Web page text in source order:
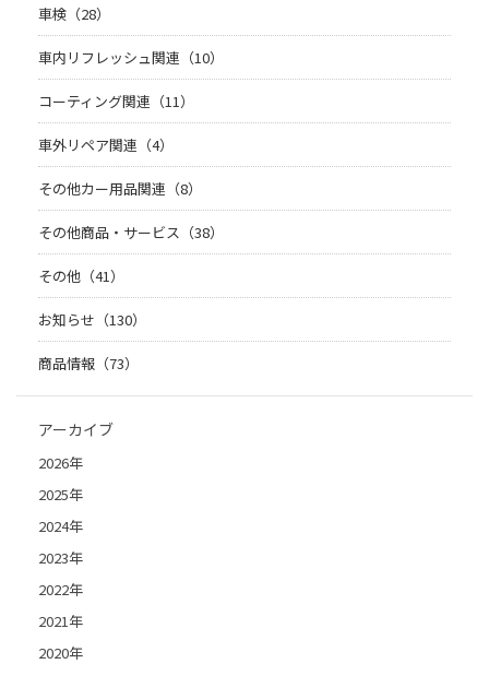
車検（28）
車内リフレッシュ関連（10）
コーティング関連（11）
車外リペア関連（4）
その他カー用品関連（8）
その他商品・サービス（38）
その他（41）
お知らせ（130）
商品情報（73）
アーカイブ
2026年
2025年
2024年
2023年
2022年
2021年
2020年